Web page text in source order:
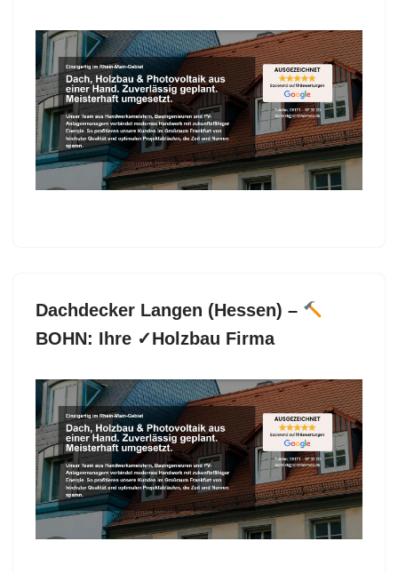
Mehr erfahren über Dachdecker für Niedernhausen
bei
BOHN als auch ✓Dachgauben,
Dacheindeckung, Dachfenster, Dachstuhl.
BOHN,
Ihr Dachdeckermeister für ✓Dachfenster,
✓Dachdecker, ✓Dacheindeckung, ✓Dachgauben
oder ✓Dachstuhl in Niedernhausen. Wir setzen Ihre
Ideen um ✉.
Dachdecker Langen (Hessen) –
BOHN: Ihre ✓Holzbau Firma
Garantieren Sie sich Dachdecker in Langen (Hessen)
bei
BOHN und ✓Dacheindeckung, Dachfenster,
Dachgauben, Dachstuhl.
BOHN, Ihr
Dachdeckermeister bietet ✓Dachdecker,
✓Dacheindeckung, ✓Dachfenster, ✓Dachgauben als
auch ✓Dachstuhl für Langen (Hessen). Sie werden
begeistert sein ✉.